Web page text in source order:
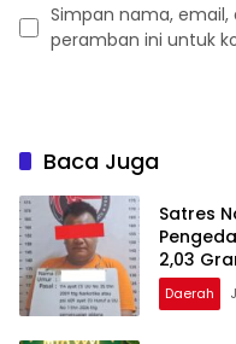
Simpan nama, email,
peramban ini untuk
Baca Juga
Satres
2,03
Daerah